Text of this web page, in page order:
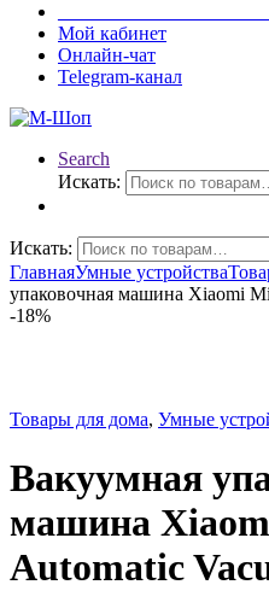
Мой кабинет
Онлайн-чат
Telegram-канал
Search
Искать:
Искать:
ГлавнаяУмные устройства
упаковочная машина Xiaomi
-18%
Товары для дома, Умные
Вакуумная
машина
Automatic